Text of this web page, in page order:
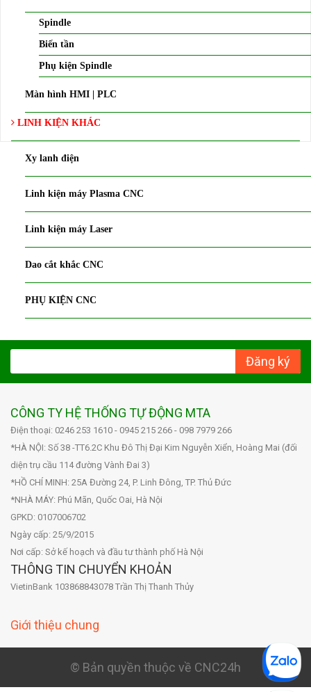
Spindle
Biến tần
Phụ kiện Spindle
Màn hình HMI | PLC
LINH KIỆN KHÁC
Xy lanh điện
Linh kiện máy Plasma CNC
Linh kiện máy Laser
Dao cắt khắc CNC
PHỤ KIỆN CNC
Đăng ký
CÔNG TY HỆ THỐNG TỰ ĐỘNG MTA
Điện thoại: 0246 253 1610 - 0945 215 266 - 098 7979 266
*HÀ NỘI: Số 38 -TT6.2C Khu Đô Thị Đại Kim Nguyễn Xiển, Hoàng Mai (đối
diện trụ cầu 114 đường Vành Đai 3)
*HỒ CHÍ MINH: 25A Đường 24, P. Linh Đông, TP. Thủ Đức
*NHÀ MÁY: Phú Mãn, Quốc Oai, Hà Nội
GPKD: 0107006702
Ngày cấp: 25/9/2015
Nơi cấp: Sở kế hoạch và đầu tư thành phố Hà Nội
THÔNG TIN CHUYỂN KHOẢN
VietinBank 103868843078 Trần Thị Thanh Thủy
Giới thiệu chung
© Bản quyền thuộc về CNC24h